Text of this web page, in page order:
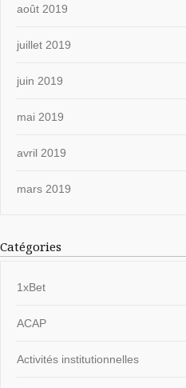
août 2019
juillet 2019
juin 2019
mai 2019
avril 2019
mars 2019
Catégories
1xBet
ACAP
Activités institutionnelles